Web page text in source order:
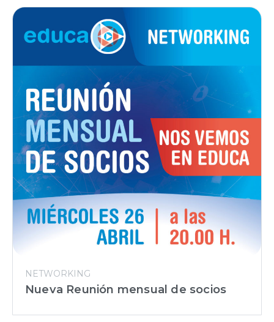
NETWORKING
Nueva Reunión mensual de socios